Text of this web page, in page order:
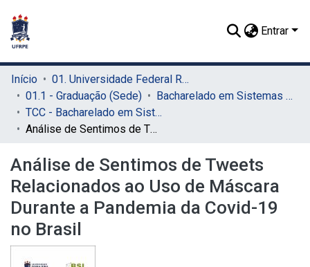
Entrar
Início
01. Universidade Federal Rural de Pernambuco - UFRPE (Sede)
01.1 - Graduação (Sede)
Bacharelado em Sistemas de Informação (Sede)
TCC - Bacharelado em Sistemas da Informação (Sede)
Análise de Sentimos de Tweets Relacionados ao Uso de Máscara Durante a Pandemia da Covid-19 no Brasil
Análise de Sentimos de Tweets
Relacionados ao Uso de Máscara
Durante a Pandemia da Covid-19
no Brasil